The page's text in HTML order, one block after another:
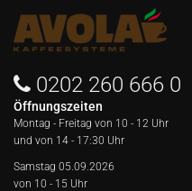
0202 260 666 0
Öffnungszeiten
Montag - Freitag von 10 - 12 Uhr
und von 14 - 17:30 Uhr
Samstag 05.09.2026
von 10 - 15 Uhr